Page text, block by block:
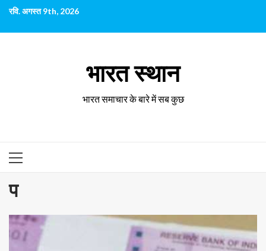
छोड़कर
पर
रवि. अगस्त 9th, 2026
भारत स्थान
भारत समाचार के बारे में सब कुछ
प्राथमिक
प